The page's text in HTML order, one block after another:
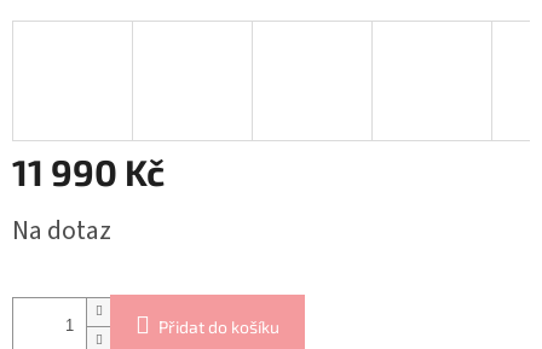
11 990 Kč
cena:
Na dotaz
Přidat do košíku